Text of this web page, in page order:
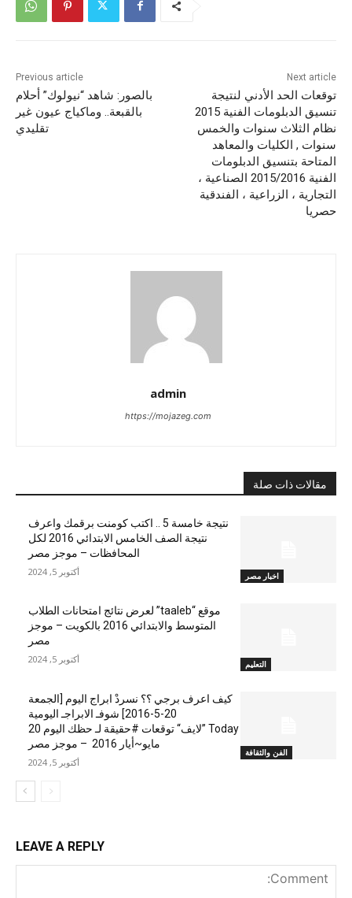
Previous article
بالصور: شاهد “نيولوك” أحلام
بالقبعة.. وماكياج عيون غير
تقليدي
Next article
توقعات الحد الأدني لنتيجة
تنسيق الدبلومات الفنية 2015
نظام الثلاث سنوات والخمس
سنوات , الكليات والمعاهد
المتاحة بتنسيق الدبلومات
الفنية 2015/2016 الصناعية ،
التجارية ، الزراعية ، الفندقية
حصريا
admin
https://mojazeg.com
مقالات ذات صلة
اخبار مصر
نتيجة خامسة 5 .. اكتب كومنت برقمك واعرف
نتيجة الصف الخامس الابتدائي 2016 لكل
المحافظات – موجز مصر
أكتوبر 5, 2024
التعليم
موقع “taaleb” لعرض نتائج امتحانات الطلاب
المتوسط والابتدائي 2016 بالكويت – موجز
مصر
أكتوبر 5, 2024
الفن والثقافة
كيف اعرف برجي ؟؟ نسردْ ابراج اليوم [الجمعة
20-5-2016] شوفـ الابراجـ اليومية
Today ”لايف“ توقعات #حقيقة لـ حظك اليوم 20
مايو~أيار 2016 – موجز مصر
أكتوبر 5, 2024
LEAVE A REPLY